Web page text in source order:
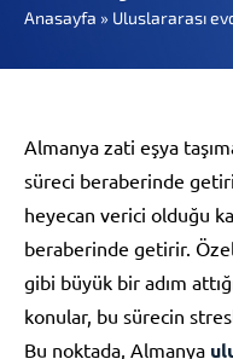
Anasayfa » Uluslararası
Almanya zati eşya
süreci beraberinde
heyecan verici olduğu
beraberinde getirir.
gibi büyük bir adım
konular, bu sürecin
Bu noktada, Almanya